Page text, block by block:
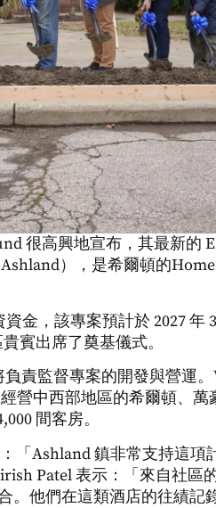
很高興地宣布，其最新的
），是希爾頓的
金，該專案預計於 2027 年
賓出席了奠基儀式。
責監督專案的開發與營運
營中西部地區的希爾頓、萬
間客房。
「Ashland 鎮非常支持這項
Patel 表示：「來自社區
他們在這類酒店的往績記